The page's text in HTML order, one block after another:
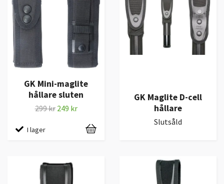
GK Mini-maglite
hållare sluten
299 kr 249 kr
I lager
GK Maglite D-cell
hållare
Slutsåld